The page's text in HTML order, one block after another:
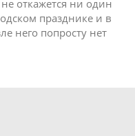
откажется ни один
празднике и в
него попросту нет